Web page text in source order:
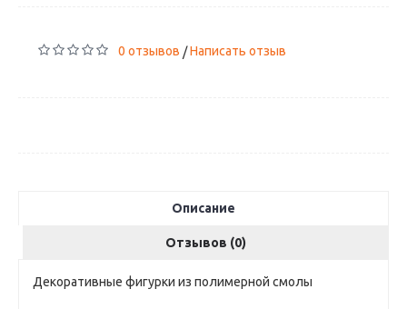
0 отзывов /Написать отзыв
Описание
Отзывов (0)
Декоративные фигурки из полимерной смолы